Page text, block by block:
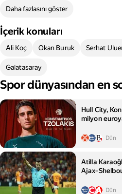
Daha fazlasını göster
İçerik konuları
Ali Koç Okan Buruk Serhat
Galatasaray
Spor dünyasından en
Hull City,
milyon
Dün
Atilla
Dün